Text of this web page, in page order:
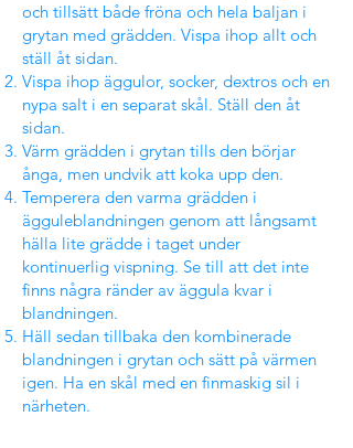
och tillsätt både fröna och hela baljan i
grytan med grädden. Vispa ihop allt och
ställ åt sidan.
Vispa ihop äggulor, socker, dextros och en
nypa salt i en separat skål. Ställ den åt
sidan.
Värm grädden i grytan tills den börjar
ånga, men undvik att koka upp den.
Temperera den varma grädden i
ägguleblandningen genom att långsamt
hälla lite grädde i taget under
kontinuerlig vispning. Se till att det inte
finns några ränder av äggula kvar i
blandningen.
Häll sedan tillbaka den kombinerade
blandningen i grytan och sätt på värmen
igen. Ha en skål med en finmaskig sil i
närheten.